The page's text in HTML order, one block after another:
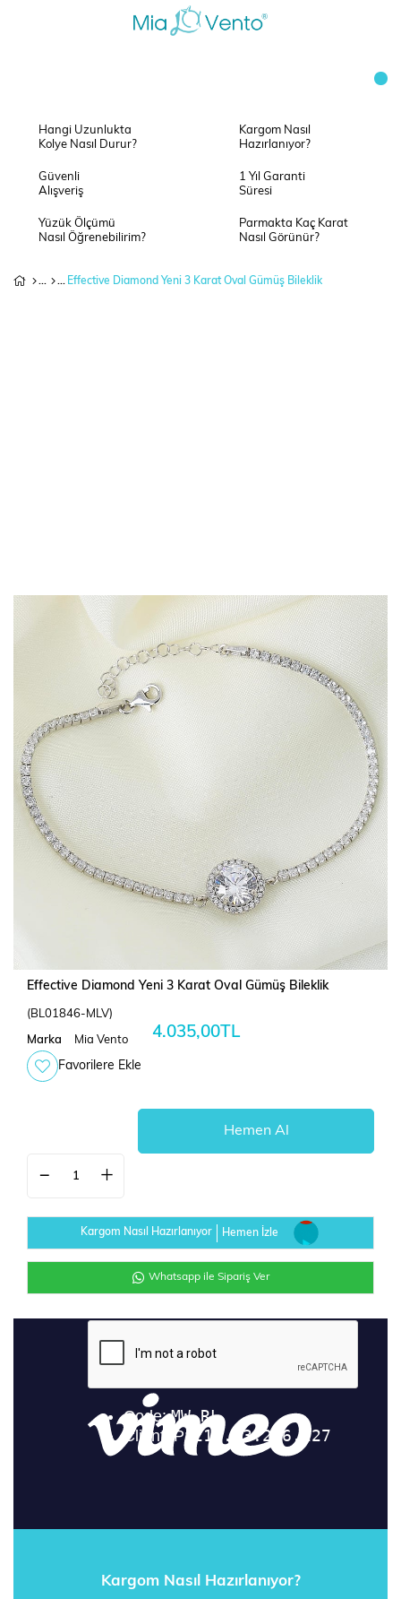
Hangi Uzunlukta
Kolye Nasıl Durur?
Kargom Nasıl
Hazırlanıyor?
Güvenli
Alışveriş
1 Yıl Garanti
Süresi
Yüzük Ölçümü
Nasıl Öğrenebilirim?
Parmakta Kaç Karat
Nasıl Görünür?
Effective Diamond Yeni 3 Karat Oval Gümüş Bileklik
Effective Diamond Yeni 3 Karat Oval Gümüş Bileklik
(BL01846-MLV)
Marka Mia Vento 4.035,00TL
Favorilere Ekle
Kargom Nasıl Hazırlanıyor Hemen İzle
Whatsapp ile Sipariş Ver
Kargom Nasıl Hazırlanıyor?